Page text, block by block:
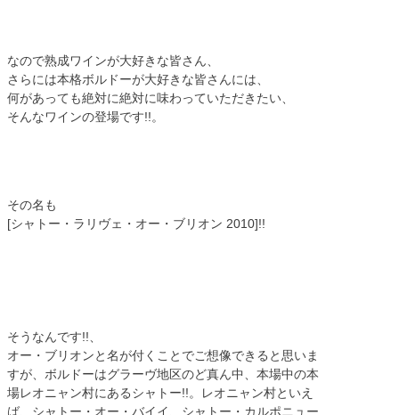
なので熟成ワインが大好きな皆さん、
さらには本格ボルドーが大好きな皆さんには、
何があっても絶対に絶対に味わっていただきたい、
そんなワインの登場です!!。
その名も
[シャトー・ラリヴェ・オー・ブリオン 2010]!!
そうなんです!!、
オー・ブリオンと名が付くことでご想像できると思いま
すが、ボルドーはグラーヴ地区のど真ん中、本場中の本
場レオニャン村にあるシャトー!!。レオニャン村といえ
ば、シャトー・オー・バイイ、シャトー・カルポニュー